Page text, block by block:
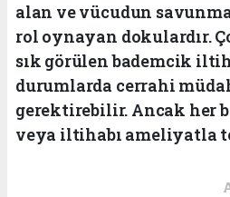
alan ve vücudun
rol oynayan dokulardır.
sık görülen bademcik
durumlarda cerrahi
gerektirebilir. Ancak her
veya iltihabı ameliyatla